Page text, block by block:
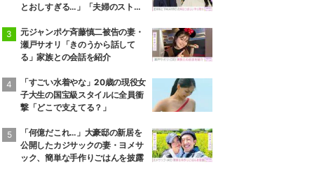
とおしすぎる…」「夫婦のストー
元ジャンポケ斉藤慎二被告の妻・
瀬戸サオリ「きのうから話して
る」家族との会話を紹介
「すごい水着やな」20歳の現役女
子大生の国宝級スタイルに全員衝
撃「どこで支えてる？」
「何億だこれ…」大豪邸の新居を
公開したカジサックの妻・ヨメサ
ック、簡単な手作りごはんを披露